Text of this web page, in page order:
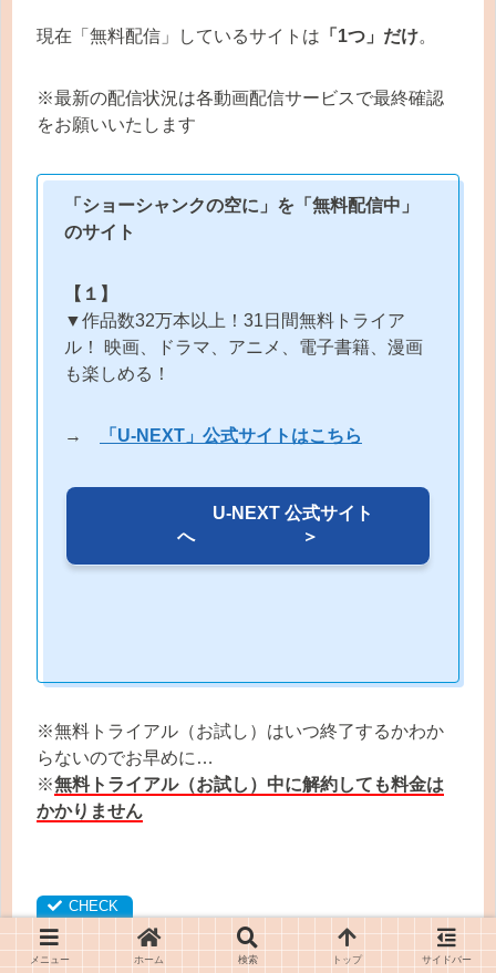
現在「無料配信」しているサイトは 「1つ」だけ。
※最新の配信状況は各動画配信サービスで最終確認
をお願いいたします
「ショーシャンクの空に」を「無料配信中」
のサイト
【１】
▼作品数32万本以上！31日間無料トライア
ル！ 映画、ドラマ、アニメ、電子書籍、漫画
も楽しめる！
→ 「U-NEXT」公式サイトはこちら
U-NEXT 公式サイト
へ ＞
※無料トライアル（お試し）はいつ終了するかわか
らないのでお早めに…
※無料トライアル（お試し）中に解約しても料金は
かかりません
「無料トライアル」の登録から「解約」の手
メニュー ホーム 検索 トップ サイドバー